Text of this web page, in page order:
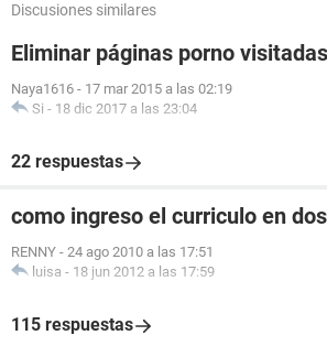
Discusiones similares
Eliminar páginas porno
Naya1616 - 17 mar 2015 a las 02:19
Si - 18 dic 2017 a las 23:04
22 respuestas
como ingreso el curriculo en
RENNY - 24 ago 2010 a las 17:51
luisa - 18 jun 2012 a las 17:59
115 respuestas